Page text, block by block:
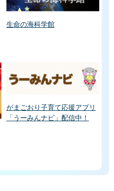
生命の海科学館
がまごおり子育て応援アプリ
「うーみんナビ」配信中！